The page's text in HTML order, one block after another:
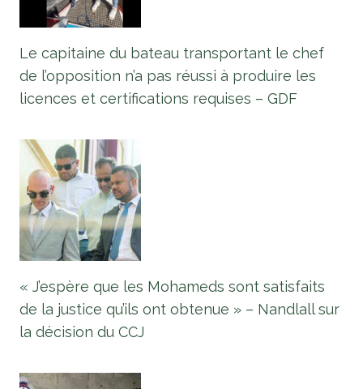
Le capitaine du bateau transportant le chef
de l’opposition n’a pas réussi à produire les
licences et certifications requises – GDF
« J’espère que les Mohameds sont satisfaits
de la justice qu’ils ont obtenue » – Nandlall sur
la décision du CCJ